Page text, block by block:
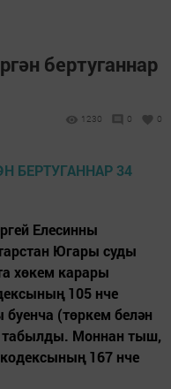
бертуганнар
1230 0 0
Елесинны
Югары суды
хөкем карары
105 нче
буенча (төркем белән
табылды. Моннан тыш,
167 нче